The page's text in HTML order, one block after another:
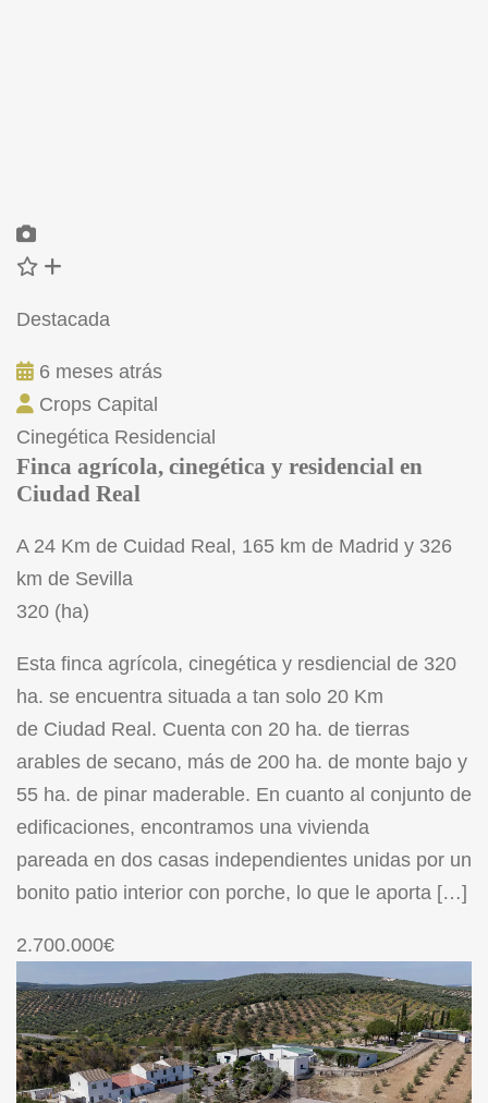
Destacada
6 meses atrás
Crops Capital
Cinegética Residencial
Finca agrícola, cinegética y residencial en
Ciudad Real
A 24 Km de Cuidad Real, 165 km de Madrid y 326
km de Sevilla
320 (ha)
Esta finca agrícola, cinegética y resdiencial de 320
ha. se encuentra situada a tan solo 20 Km
de Ciudad Real. Cuenta con 20 ha. de tierras
arables de secano, más de 200 ha. de monte bajo y
55 ha. de pinar maderable. En cuanto al conjunto de
edificaciones, encontramos una vivienda
pareada en dos casas independientes unidas por un
bonito patio interior con porche, lo que le aporta […]
2.700.000€